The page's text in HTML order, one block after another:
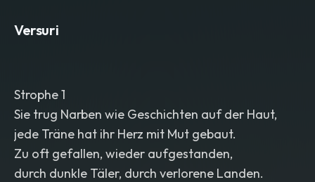
Versuri
Strophe 1
Sie trug Narben wie Geschichten auf der Haut,
jede Träne hat ihr Herz mit Mut gebaut.
Zu oft gefallen, wieder aufgestanden,
durch dunkle Täler, durch verlorene Landen.